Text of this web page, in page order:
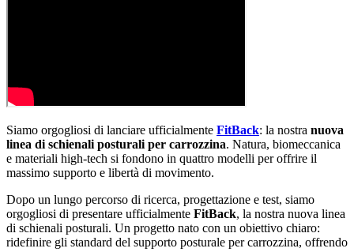
Siamo orgogliosi di lanciare ufficialmente FitBack: la nostra nuova
linea di schienali posturali per carrozzina. Natura, biomeccanica
e materiali high-tech si fondono in quattro modelli per offrire il
massimo supporto e libertà di movimento.
Dopo un lungo percorso di ricerca, progettazione e test, siamo
orgogliosi di presentare ufficialmente FitBack, la nostra nuova linea
di schienali posturali. Un progetto nato con un obiettivo chiaro:
ridefinire gli standard del supporto posturale per carrozzina, offrendo